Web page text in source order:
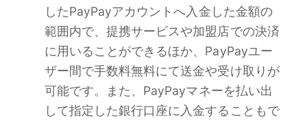
したPayPayアカウントへ入金した金額の
範囲内で、提携サービスや加盟店での決済
に用いることができるほか、PayPayユー
ザー間で手数料無料にて送金や受け取りが
可能です。また、PayPayマネーを払い出
して指定した銀行口座に入金することもで